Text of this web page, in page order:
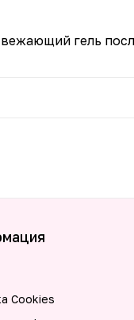
гель
Cookies